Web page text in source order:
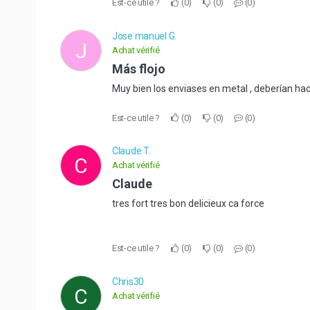
Est-ce utile ? 0 0 0
J
Jose manuel G.
Achat vérifié
Más flojo
Muy bien los enviases en metal , deberían
Est-ce utile ? 0 0 0
C
Claude T.
Achat vérifié
Claude
tres fort tres bon delicieux ca force
Est-ce utile ? 0 0 0
C
Chris30
Achat vérifié